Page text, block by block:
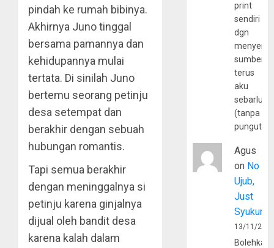
pindah ke rumah bibinya.
Akhirnya Juno tinggal
bersama pamannya dan
kehidupannya mulai
tertata. Di sinilah Juno
bertemu seorang petinju
desa setempat dan
berakhir dengan sebuah
hubungan romantis.
Tapi semua berakhir
dengan meninggalnya si
petinju karena ginjalnya
dijual oleh bandit desa
karena kalah dalam
print
sendiri
dgn
sumber
terus
aku
(tanpa
Agus
on No
Ujub,
Just
Syukur
13/11/
Bolehkah